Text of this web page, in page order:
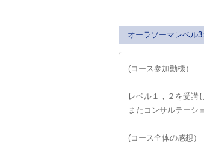
オーラソーマレベル3
(コース参加動機）
レベル１，２を受講
またコンサルテーシ
(コース全体の感想）